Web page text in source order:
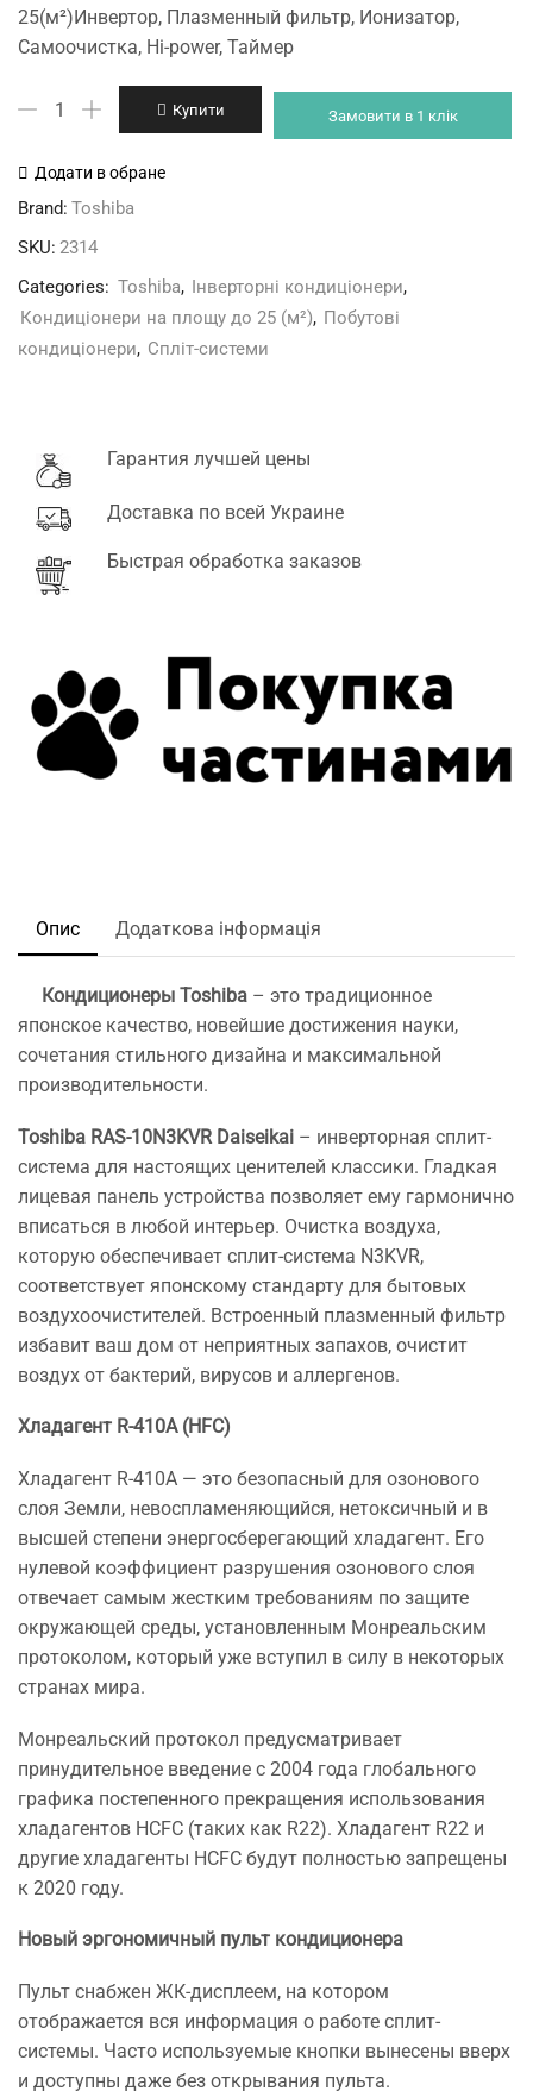
price
was:
price
is:
25(м²)Инвертор, Плазменный фильтр, Ионизатор,
Самоочистка, Hi-power, Таймер
Toshiba
10N3KVR-
10N3AVR-
E
кількість
Купити Замовити в 1 клік
Додати в обране
Brand: Toshiba
SKU: 2314
Categories: Toshiba, Інверторні кондиціонери,
Кондиціонери на площу до 25 (м²), Побутові
кондиціонери, Спліт-системи
Гарантия лучшей цены
Доставка по всей Украине
Быстрая обработка заказов
Опис Додаткова інформація
Кондиционеры Toshiba – это традиционное
японское качество, новейшие достижения науки,
сочетания стильного дизайна и максимальной
производительности.
Toshiba RAS-10N3KVR Daiseikai – инверторная сплит-
система для настоящих ценителей классики. Гладкая
лицевая панель устройства позволяет ему гармонично
вписаться в любой интерьер. Очистка воздуха,
которую обеспечивает сплит-система N3KVR,
соответствует японскому стандарту для бытовых
воздухоочистителей. Встроенный плазменный фильтр
избавит ваш дом от неприятных запахов, очистит
воздух от бактерий, вирусов и аллергенов.
Хладагент R-410A (HFC)
Хладагент R-410А — это безопасный для озонового
слоя Земли, невоспламеняющийся, нетоксичный и в
высшей степени энергосберегающий хладагент. Его
нулевой коэффициент разрушения озонового слоя
отвечает самым жестким требованиям по защите
окружающей среды, установленным Монреальским
протоколом, который уже вступил в силу в некоторых
странах мира.
Монреальский протокол предусматривает
принудительное введение с 2004 года глобального
графика постепенного прекращения использования
хладагентов HCFC (таких как R22). Хладагент R22 и
другие хладагенты HCFC будут полностью запрещены
к 2020 году.
Новый эргономичный пульт кондиционера
Пульт снабжен ЖК-дисплеем, на котором
отображается вся информация о работе сплит-
системы. Часто используемые кнопки вынесены вверх
и доступны даже без открывания пульта.